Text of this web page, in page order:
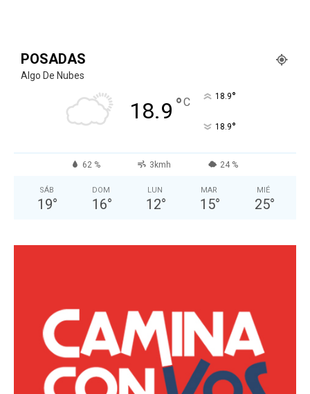
POSADAS
Algo De Nubes
18.9 °C 18.9°
18.9°
62 % 3kmh 24 %
SÁB
19°
DOM
16°
LUN
12°
MAR
15°
MIÉ
25°